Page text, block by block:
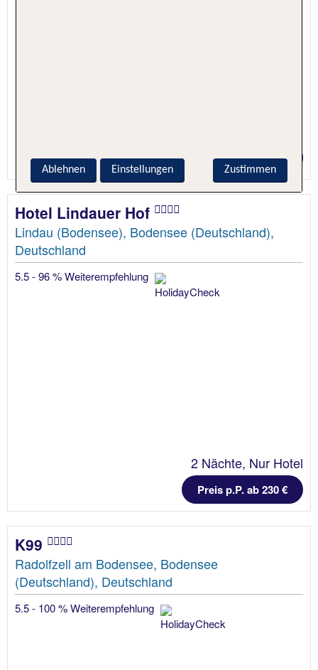
Preis p.P. ab 154 €
Hotel Lindauer Hof
Lindau (Bodensee), Bodensee (Deutschland),
Deutschland
5.5 - 96 % Weiterempfehlung
2 Nächte, Nur Hotel
Preis p.P. ab 230 €
K99
Radolfzell am Bodensee, Bodensee
(Deutschland), Deutschland
5.5 - 100 % Weiterempfehlung
Zustimmen
Ablehnen Einstellungen